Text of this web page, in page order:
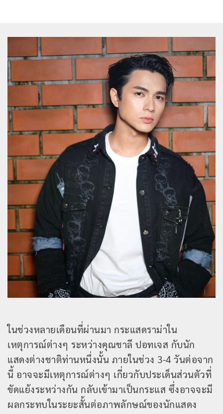
ในช่วงหลายเดือนที่ผ่านมา กระแสดราม่าใน
เหตุการณ์ต่างๆ ระหว่างคุณชาลี ปอทเจส กับนัก
แสดงต่างชาติท่านหนึ่งนั้น ภายในช่วง 3-4 วันต่อจาก
นี้ อาจจะมีเหตุการณ์ต่างๆ เกี่ยวกับประเด็นส่วนตัวที่
ขัดแย้งระหว่างกัน กลับเข้ามาเป็นกระแส ซึ่งอาจจะมี
ผลกระทบในระยะสั้นต่อภาพลักษณ์ของนักแสดง